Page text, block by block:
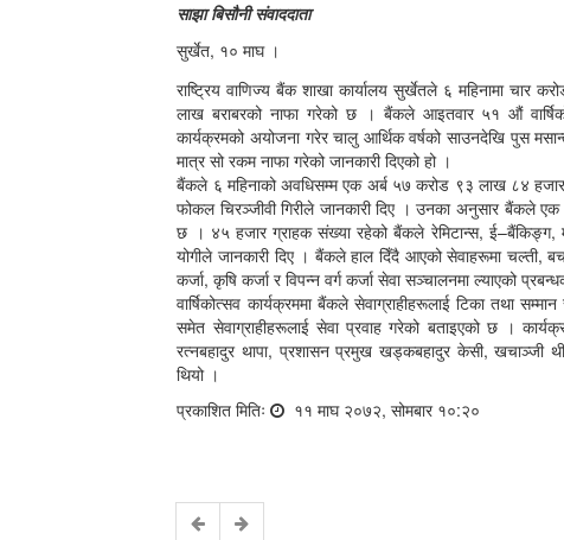
साझा बिसौनी संवाददाता
सुर्खेत, १० माघ ।
राष्ट्रिय वाणिज्य बैंक शाखा कार्यालय सुर्खेतले ६ महिनामा चार
लाख बराबरको नाफा गरेको छ । बैंकले आइतवार ५१ औं
कार्यक्रमको अयोजना गरेर चालु आर्थिक वर्षको साउनदेखि पुस
मात्र सो रकम नाफा गरेको जानकारी दिएको हो ।
बैंकले ६ महिनाको अवधिसम्म एक अर्ब ५७ करोड ९३ लाख ८४
फोकल चिरञ्जीवी गिरीले जानकारी दिए । उनका अनुसार बैंकले
छ । ४५ हजार ग्राहक संख्या रहेको बैंकले रेमिटान्स, ई–बैंकिङ्ग,
योगीले जानकारी दिए । बैंकले हाल दिँदै आएको सेवाहरूमा चल्ती,
कर्जा, कृषि कर्जा र विपन्न वर्ग कर्जा सेवा सञ्चालनमा ल्याएको
वार्षिकोत्सव कार्यक्रममा बैंकले सेवाग्राहीहरूलाई टिका तथा
समेत सेवाग्राहीहरूलाई सेवा प्रवाह गरेको बताइएको छ ।
रत्नबहादुर थापा, प्रशासन प्रमुख खड्कबहादुर केसी, खचाञ्जी
थियो ।
प्रकाशित मितिः
११ माघ २०७२, सोमबार १०:२०